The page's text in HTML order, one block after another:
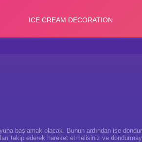
başlamak olacak. Bunun ardından ise
takip ederek hareket etmelisiniz ve